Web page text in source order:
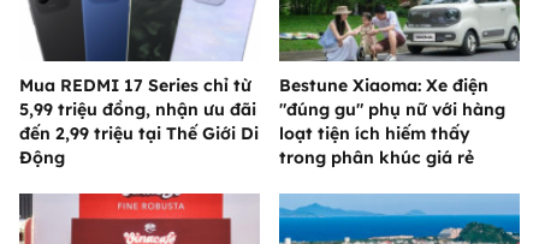
Mua REDMI 17 Series chỉ từ
5,99 triệu đồng, nhận ưu đãi
đến 2,99 triệu tại Thế Giới Di
Động
Bestune Xiaoma: Xe điện
"đúng gu" phụ nữ với hàng
loạt tiện ích hiếm thấy
trong phân khúc giá rẻ